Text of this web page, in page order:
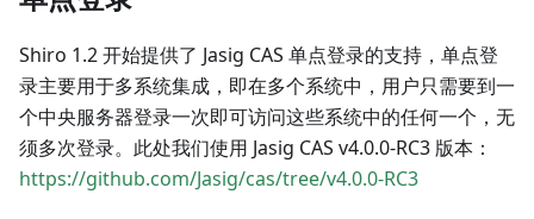
Shiro 1.2 开始提供了 Jasig CAS 单点登录的支持，单点登
录主要用于多系统集成，即在多个系统中，用户只需要到一
个中央服务器登录一次即可访问这些系统中的任何一个，无
须多次登录。此处我们使用 Jasig CAS v4.0.0-RC3 版本：
https://github.com/Jasig/cas/tree/v4.0.0-RC3